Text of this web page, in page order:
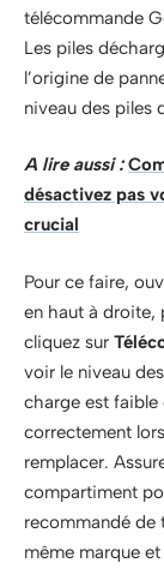
télécommande
Les piles
l’origine de
niveau des piles
A lire aussi :
désactivez pas
crucial
Pour ce faire,
en haut à droite,
cliquez sur
voir le niveau
charge est faible
correctement
remplacer.
compartiment
recommandé de
même marque